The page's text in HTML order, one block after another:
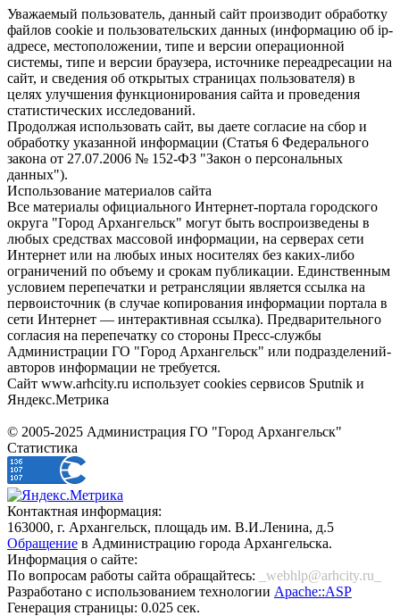
Уважаемый пользователь, данный сайт производит обработку
файлов cookie и пользовательских данных (информацию об ip-
адресе, местоположении, типе и версии операционной
системы, типе и версии браузера, источнике переадресации на
сайт, и сведения об открытых страницах пользователя) в
целях улучшения функционирования сайта и проведения
статистических исследований.
Продолжая использовать сайт, вы даете согласие на сбор и
обработку указанной информации (Статья 6 Федерального
закона от 27.07.2006 № 152-ФЗ "Закон о персональных
данных").
Использование материалов сайта
Все материалы официального Интернет-портала городского
округа "Город Архангельск" могут быть воспроизведены в
любых средствах массовой информации, на серверах сети
Интернет или на любых иных носителях без каких-либо
ограничений по объему и срокам публикации. Единственным
условием перепечатки и ретрансляции является ссылка на
первоисточник (в случае копирования информации портала в
сети Интернет — интерактивная ссылка). Предварительного
согласия на перепечатку со стороны Пресс-службы
Администрации ГО "Город Архангельск" или подразделений-
авторов информации не требуется.
Сайт www.arhcity.ru использует cookies сервисов Sputnik и
Яндекс.Метрика
© 2005-2025 Администрация ГО "Город Архангельск"
Статистика
Контактная информация:
163000, г. Архангельск, площадь им. В.И.Ленина, д.5
Обращение в Администрацию города Архангельска.
Информация о сайте:
По вопросам работы сайта обращайтесь:
_webhlp@arhcity.ru_
Разработано с использованием технологии Apache::ASP
Генерация страницы: 0.025 сек.